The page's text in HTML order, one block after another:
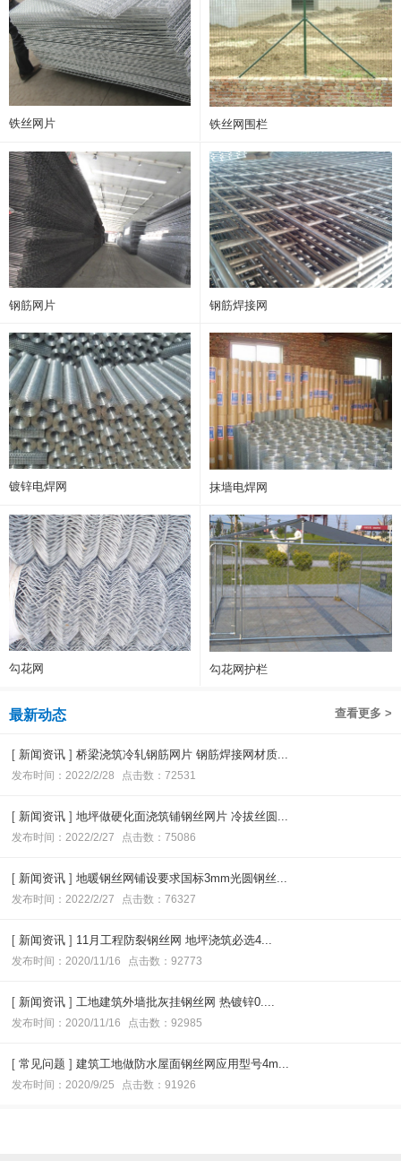
铁丝网片 铁丝网围栏
钢筋网片 钢筋焊接网
镀锌电焊网 抹墙电焊网
勾花网 勾花网护栏
查看更多 >
最新动态
[ 新闻资讯 ] 桥梁浇筑冷轧钢筋网片 钢筋焊接网材质...
发布时间：2022/2/28 点击数：72531
[ 新闻资讯 ] 地坪做硬化面浇筑铺钢丝网片 冷拔丝圆...
发布时间：2022/2/27 点击数：75086
[ 新闻资讯 ] 地暖钢丝网铺设要求国标3mm光圆钢丝...
发布时间：2022/2/27 点击数：76327
[ 新闻资讯 ] 11月工程防裂钢丝网 地坪浇筑必选4...
发布时间：2020/11/16 点击数：92773
[ 新闻资讯 ] 工地建筑外墙批灰挂钢丝网 热镀锌0....
发布时间：2020/11/16 点击数：92985
[ 常见问题 ] 建筑工地做防水屋面钢丝网应用型号4m...
发布时间：2020/9/25 点击数：91926